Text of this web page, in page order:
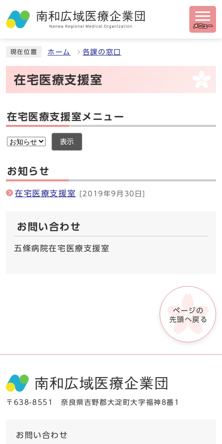
メニュー
現在位置 ホーム 各課の窓口
在宅医療支援室
在宅医療支援室メニュー
表示
お知らせ
在宅医療支援室 [2019年9月30日]
お問い合わせ
五條病院在宅医療支援室
ページの
先頭へ戻る
〒638-8551 奈良県吉野郡大淀町大字福神8番1
お問い合わせ